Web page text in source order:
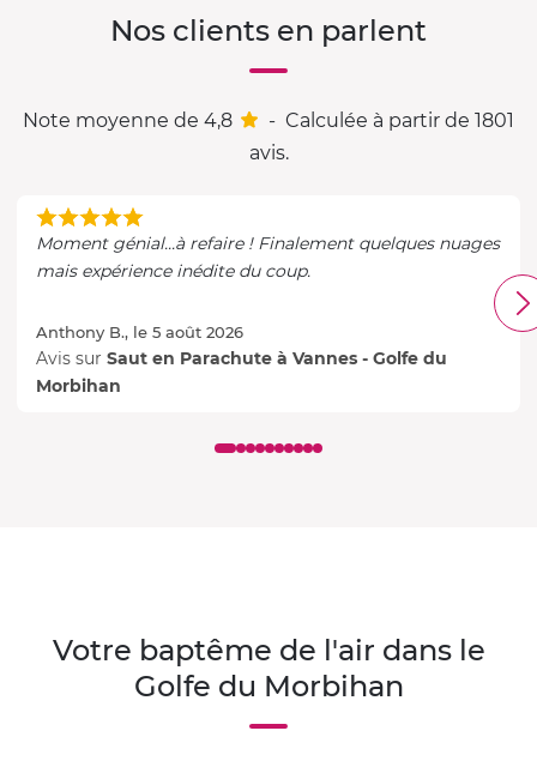
Nos clients en parlent
Note moyenne de 4,8 - Calculée à partir de 1801
avis.
Moment génial...à refaire ! Finalement quelques nuages
mais expérience inédite du coup.
Anthony B., le 5 août 2026
Avis sur Saut en Parachute à Vannes - Golfe du
Morbihan
Votre baptême de l'air dans le
Golfe du Morbihan